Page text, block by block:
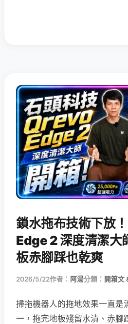
鎖水拖布技術下放
Edge 2 深度清潔大
板赤腳踩也乾爽
2026/5/22作者： 阿湯分類： 開箱文
掃拖機器人的拖地效果一直是
一，拖完地板殘留水漬、赤腳